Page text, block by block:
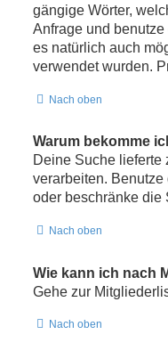
gängige Wörter,
Anfrage und
es natürlich auch
verwendet wurden.
Nach oben
Warum bekomme
Deine Suche lieferte
verarbeiten.
oder beschränke die
Nach oben
Wie kann ich nach
Gehe zur
Nach oben